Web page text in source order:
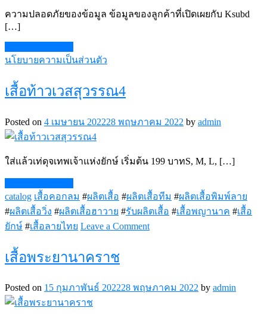
ความปลอดภัยของข้อมูล ข้อมูลของลูกค้าที่เปิดเผยกับ Ksubd
[…]
นโยบายความเป็นส่วนตัว
เสื้อท้าวเวสสุวรรณ4
Posted on 4 เมษายน 202228 พฤษภาคม 2022 by admin
ใส่แล้วเท่ดุจเทพเจ้าแห่งยักษ์ เริ่มต้น 199 บาทS, M, L, […]
catalog เสื้อคอกลม #ผลิตเสื้อ #ผลิตเสื้อทีม #ผลิตเสื้อพิมพ์ลาย
#ผลิตเสื้อวิ่ง #ผลิตเสื้อฮาวาย #รับผลิตเสื้อ #เสื้อพญานาค #เสื้อ
ยักษ์ #เสื้อลายไทย Leave a Commenton
เสื้อพระยานาคราช
Posted on 15 กุมภาพันธ์ 202228 พฤษภาคม 2022 by admin